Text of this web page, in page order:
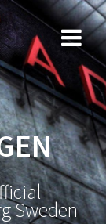
Sweden